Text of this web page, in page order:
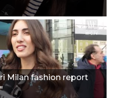
Milan fashion report